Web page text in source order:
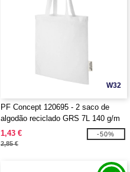
W32
PF Concept 120695 - 2 saco de
algodão reciclado GRS 7L 140 g/m
"Madras"
1,43 €
2,85 €
-50%